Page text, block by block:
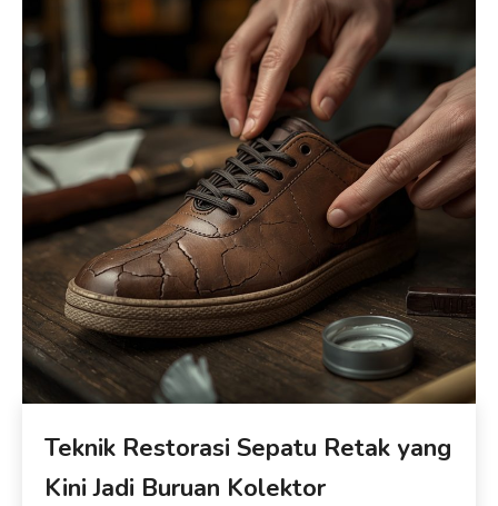
Teknik Restorasi Sepatu Retak yang
Kini Jadi Buruan Kolektor